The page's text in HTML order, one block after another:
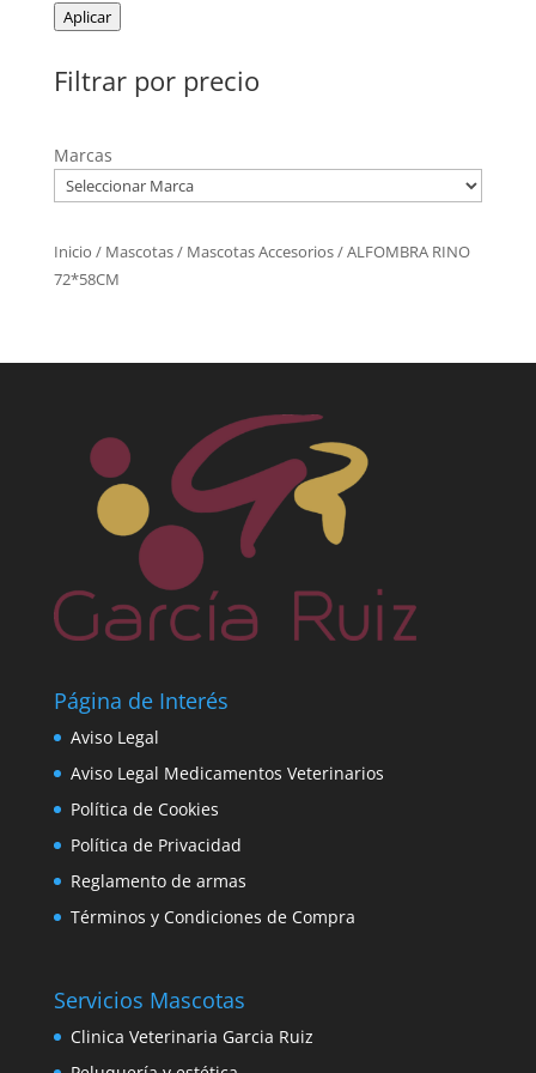
Aplicar
Filtrar por precio
Marcas
Inicio / Mascotas/ Mascotas Accesorios/ ALFOMBRA RINO
72*58CM
Página de Interés
Aviso Legal
Aviso Legal Medicamentos Veterinarios
Política de Cookies
Política de Privacidad
Reglamento de armas
Términos y Condiciones de Compra
Servicios Mascotas
Clinica Veterinaria Garcia Ruiz